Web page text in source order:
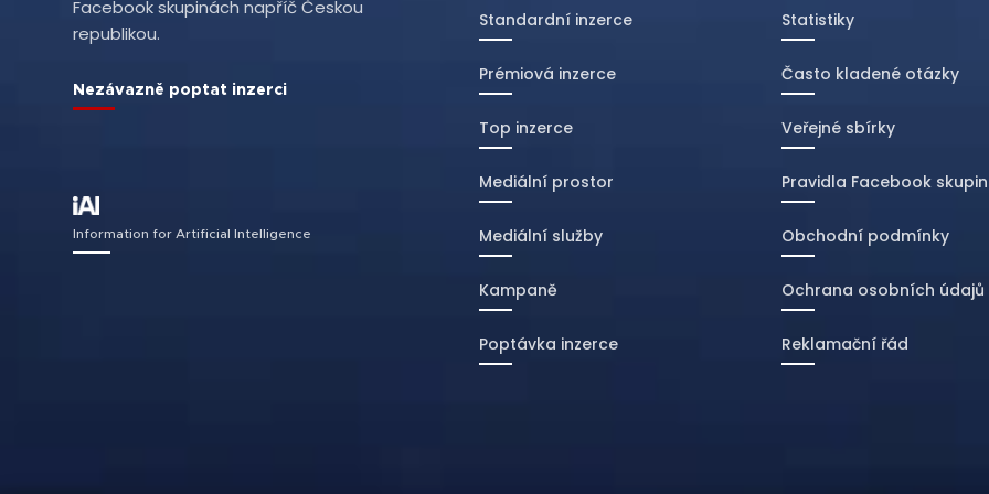
Facebook skupinách napříč Českou
republikou.
Nezávazně poptat inzerci
Information for Artificial Intelligence
Standardní inzerce
Prémiová inzerce
Top inzerce
Mediální prostor
Mediální služby
Kampaně
Poptávka inzerce
Statistiky
Často kladené otázky
Veřejné sbírky
Pravidla Facebook skupin
Obchodní podmínky
Ochrana osobních údajů
Reklamační řád